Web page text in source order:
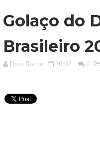
Golaço do
Brasileiro
Dani Souto 20:02 0